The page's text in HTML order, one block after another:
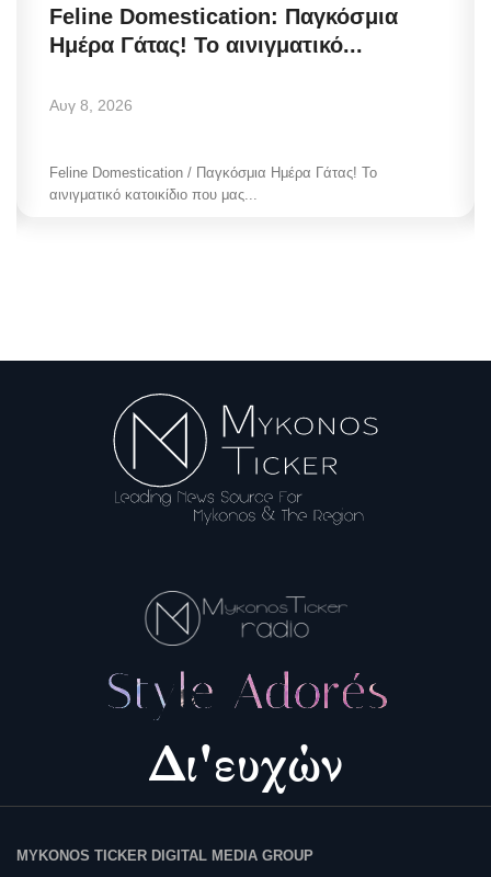
Feline Domestication: Παγκόσμια
Ημέρα Γάτας! Το αινιγματικό...
Αυγ 8, 2026
Feline Domestication / Παγκόσμια Ημέρα Γάτας! Το
αινιγματικό κατοικίδιο που μας...
MYKONOS TICKER DIGITAL MEDIA GROUP